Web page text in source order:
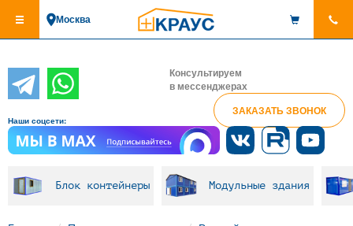
основному
Москва
Консультируем
в мессенджерах
ЗАКАЗАТЬ ЗВОНОК
Наши соцсети:
Блок контейнеры Модульные здания